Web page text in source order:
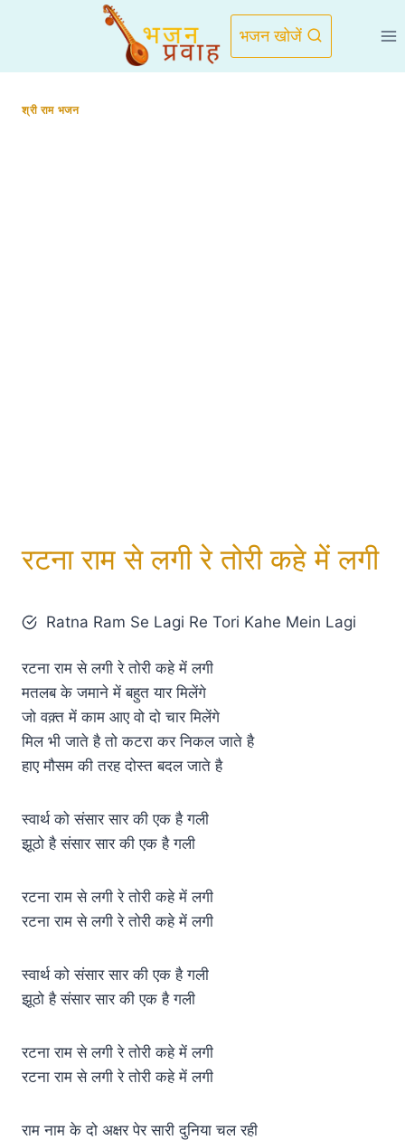
भजन खोजें
श्री राम भजन
रटना राम से लगी रे तोरी कहे में लगी
Ratna Ram Se Lagi Re Tori Kahe Mein Lagi
रटना राम से लगी रे तोरी कहे में लगी
मतलब के जमाने में बहुत यार मिलेंगे
जो वक़्त में काम आए वो दो चार मिलेंगे
मिल भी जाते है तो कटरा कर निकल जाते है
हाए मौसम की तरह दोस्त बदल जाते है
स्वार्थ को संसार सार की एक है गली
झूठो है संसार सार की एक है गली
रटना राम से लगी रे तोरी कहे में लगी
रटना राम से लगी रे तोरी कहे में लगी
स्वार्थ को संसार सार की एक है गली
झूठो है संसार सार की एक है गली
रटना राम से लगी रे तोरी कहे में लगी
रटना राम से लगी रे तोरी कहे में लगी
राम नाम के दो अक्षर पेर सारी दुनिया चल रही